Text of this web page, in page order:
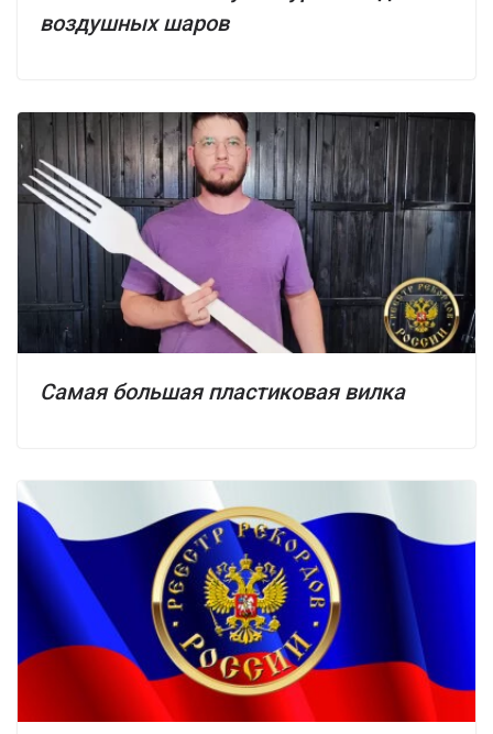
воздушных шаров
Самая большая пластиковая вилка